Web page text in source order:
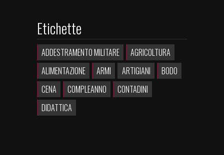
Etichette
ADDESTRAMENTO MILITARE
AGRICOLTURA
ALIMENTAZIONE
ARMI ARTIGIANI
BODO
CENA
COMPLEANNO
CONTADINI
DIDATTICA